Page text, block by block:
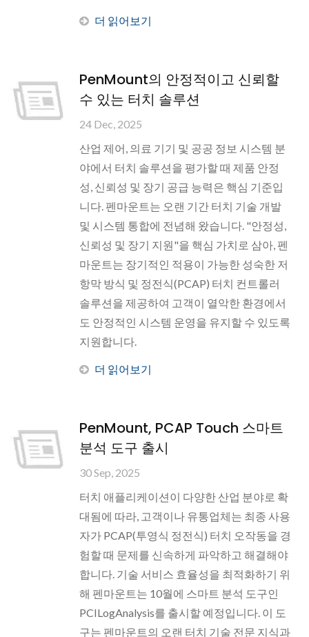
더 읽어보기
PenMount의 안정적이고 신뢰할
수 있는 터치 솔루션
24 Dec, 2025
산업 제어, 의료 기기 및 공공 정보 시스템 분
야에서 터치 솔루션을 평가할 때 제품 안정
성, 신뢰성 및 장기 공급 능력은 핵심 기준입
니다. 펜마운트는 오랜 기간 터치 기술 개발
및 시스템 통합에 전념해 왔습니다. "안정성,
신뢰성 및 장기 지원"을 핵심 가치로 삼아, 펜
마운트는 장기적인 적용이 가능한 성숙한 저
항막 방식 및 정전식(PCAP) 터치 컨트롤러
솔루션을 제공하여 고객이 열악한 환경에서
도 안정적인 시스템 운영을 유지할 수 있도록
지원합니다.
더 읽어보기
PenMount, PCAP Touch 스마트
분석 도구 출시
30 Sep, 2025
터치 애플리케이션이 다양한 산업 분야로 확
대됨에 따라, 고객이나 유통업체는 최종 사용
자가 PCAP(투영식 정전식) 터치 오작동을 경
험할 때 문제를 신속하게 파악하고 해결해야
합니다. 기술 서비스 효율성을 최적화하기 위
해 펜마운트는 10월에 스마트 분석 도구인
PCILogAnalysis를 출시할 예정입니다. 이 도
구는 펜마운트의 오랜 터치 기술 전문 지식과